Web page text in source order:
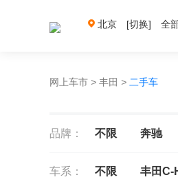
北京 [切换] 全
网上车市 > 丰田 > 二手车
品牌： 不限 奔驰
车系： 不限 丰田C-